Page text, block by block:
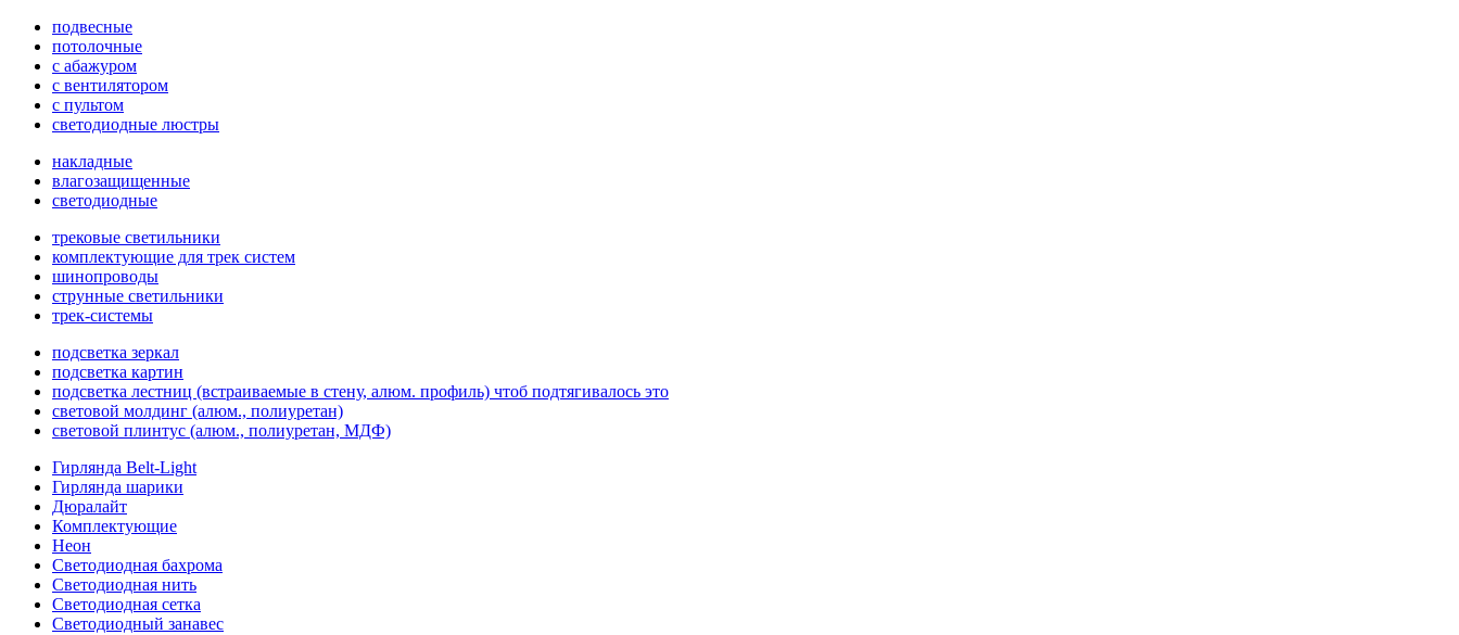
подвесные
потолочные
с абажуром
с вентилятором
с пультом
светодиодные люстры
накладные
влагозащищенные
светодиодные
трековые светильники
комплектующие для трек систем
шинопроводы
струнные светильники
трек-системы
подсветка зеркал
подсветка картин
подсветка лестниц (встраиваемые в стену, алюм. профиль) чтоб подтягивалось это
световой молдинг (алюм., полиуретан)
световой плинтус (алюм., полиуретан, МДФ)
Гирлянда Belt-Light
Гирлянда шарики
Дюралайт
Комплектующие
Неон
Светодиодная бахрома
Светодиодная нить
Светодиодная сетка
Светодиодный занавес